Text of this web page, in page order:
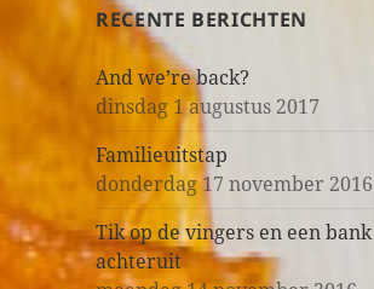
RECENTE BERICHTEN
And we’re back?
dinsdag 1 augustus 2017
Familieuitstap
donderdag 17 november 2016
Tik op de vingers en een bank
achteruit